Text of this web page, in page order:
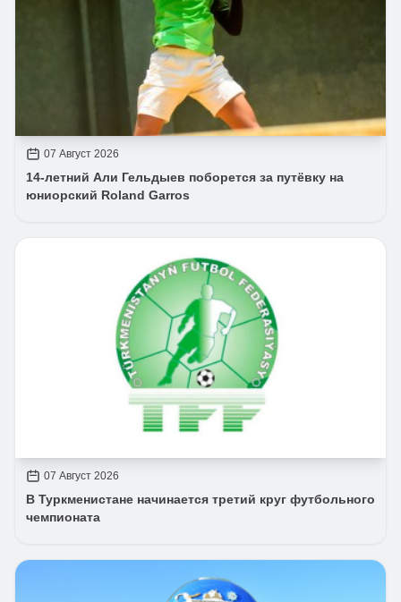
07 Август 2026
14-летний Али Гельдыев поборется за путёвку на
юниорский Roland Garros
07 Август 2026
В Туркменистане начинается третий круг футбольного
чемпионата